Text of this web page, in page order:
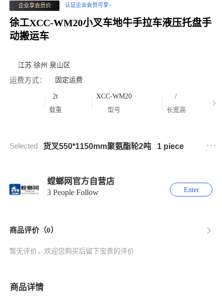
企业享会员价 认证企业会员可享>
徐工XCC-WM20小叉车地牛手拉车液压托盘手
动搬运车
江苏 徐州 泉山区
运费方式： 固定运费
2t
载重
XCC-WM20
型号
/
长宽高
Selected 货叉550*1150mm聚氨酯轮2吨 1 piece ...
螳螂网官方自营店
3 People Follow Enter
商品评价（0）
暂无评价，欢迎您购买后留下宝贵的评价
商品详情